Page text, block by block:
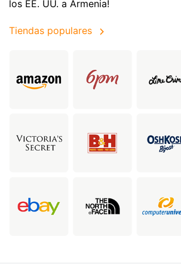
los EE. UU. a Armenia!
Tiendas populares